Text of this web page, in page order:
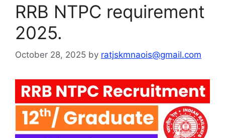
RRB NTPC requirement
2025.
October 28, 2025 by ratjskmnaois@gmail.com